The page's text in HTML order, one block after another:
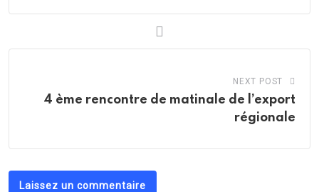
NEXT POST
4 ème rencontre de matinale de l’export
régionale
Laissez un commentaire